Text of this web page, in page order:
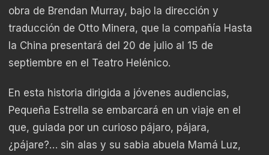
obra de Brendan Murray, bajo la dirección y
traducción de Otto Minera, que la compañía Hasta
la China presentará del 20 de julio al 15 de
septiembre en el Teatro Helénico.
En esta historia dirigida a jóvenes audiencias,
Pequeña Estrella se embarcará en un viaje en el
que, guiada por un curioso pájaro, pájara,
¿pájare?… sin alas y su sabia abuela Mamá Luz,